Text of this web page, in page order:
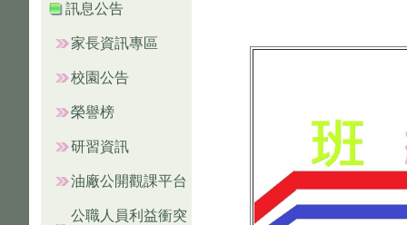
訊息公告
家長資訊專區
校園公告
榮譽榜
研習資訊
油廠公開觀課平台
公職人員利益衝突